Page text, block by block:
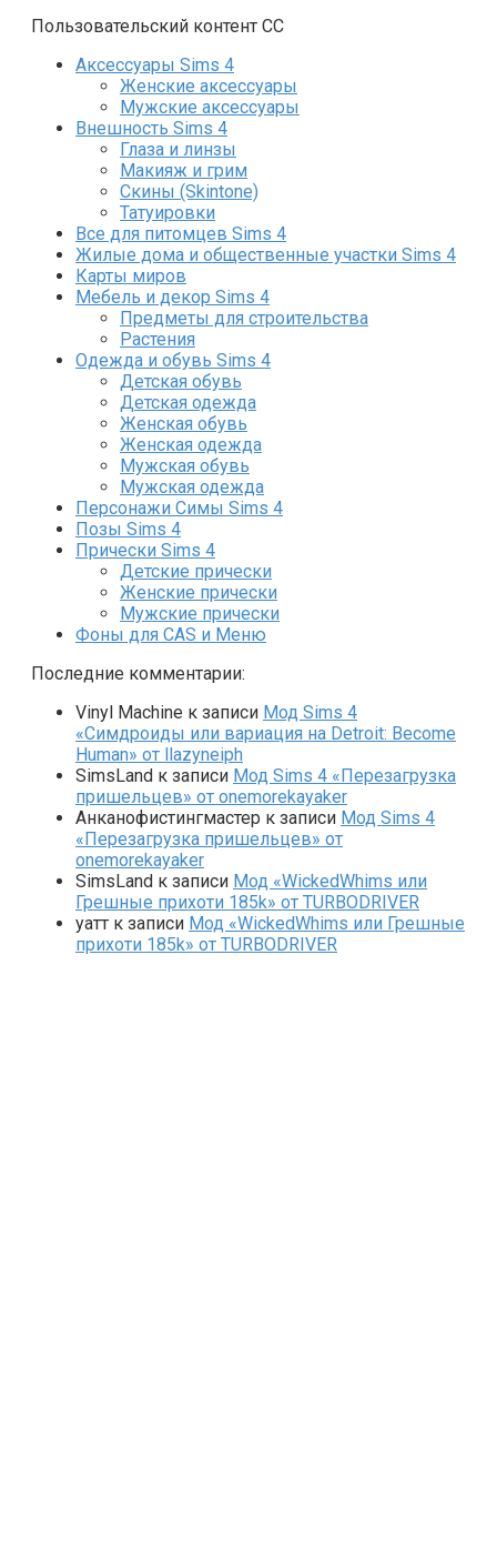
Пользовательский контент СС
Аксессуары Sims 4
Женские аксессуары
Мужские аксессуары
Внешность Sims 4
Глаза и линзы
Макияж и грим
Скины (Skintone)
Татуировки
Все для питомцев Sims 4
Жилые дома и общественные участки Sims 4
Карты миров
Мебель и декор Sims 4
Предметы для строительства
Растения
Одежда и обувь Sims 4
Детская обувь
Детская одежда
Женская обувь
Женская одежда
Мужская обувь
Мужская одежда
Персонажи Симы Sims 4
Позы Sims 4
Прически Sims 4
Детские прически
Женские прически
Мужские прически
Фоны для CAS и Меню
Последние комментарии:
Vinyl Machine к записи Мод Sims 4
«Симдроиды или вариация на Detroit: Become
Human» от llazyneiph
SimsLand к записи Мод Sims 4 «Перезагрузка
пришельцев» от onemorekayaker
Анканофистингмастер к записи Мод Sims 4
«Перезагрузка пришельцев» от
onemorekayaker
SimsLand к записи Мод «WickedWhims или
Грешные прихоти 185k» от TURBODRIVER
yaтт к записи Мод «WickedWhims или Грешные
прихоти 185k» от TURBODRIVER